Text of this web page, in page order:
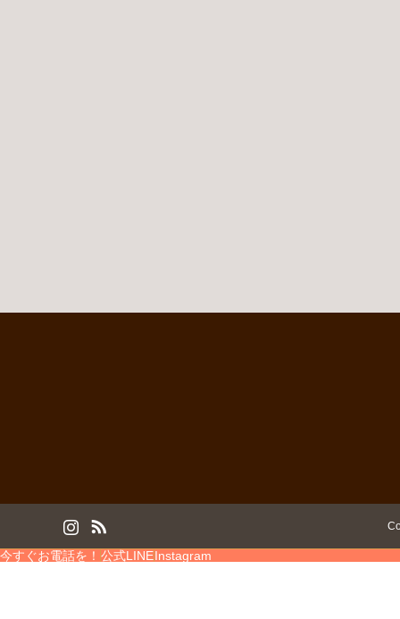
今すぐお電話を！ 公式LINEInstagram